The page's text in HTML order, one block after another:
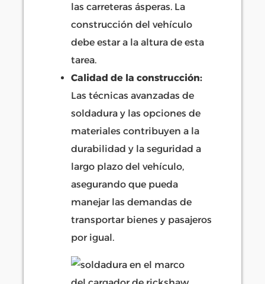
las carreteras ásperas. La
construcción del vehículo
debe estar a la altura de esta
tarea.
Calidad de la construcción:
Las técnicas avanzadas de
soldadura y las opciones de
materiales contribuyen a la
durabilidad y la seguridad a
largo plazo del vehículo,
asegurando que pueda
manejar las demandas de
transportar bienes y pasajeros
por igual.